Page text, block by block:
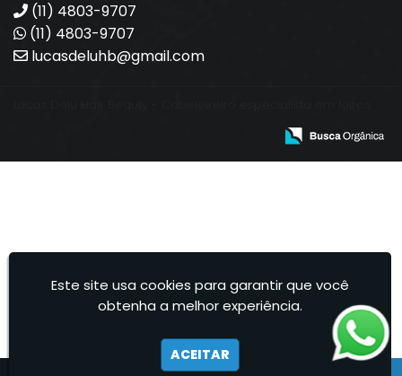
(11) 4803-9707
(11) 4803-9707
lucasdeluhb@gmail.com
Este site usa cookies para garantir que você
obtenha a melhor experiência.
ACEITAR